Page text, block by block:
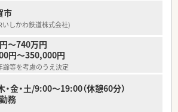
市
いしかわ鉄道株式会社)
～740万円
円～350,000円
齢等を考慮のうえ決定
・金・土/9:00～19:00（休憩60分）
務